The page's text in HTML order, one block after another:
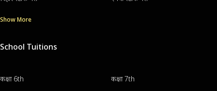
Show More
School Tuitions
कक्षा 6th कक्षा 7th